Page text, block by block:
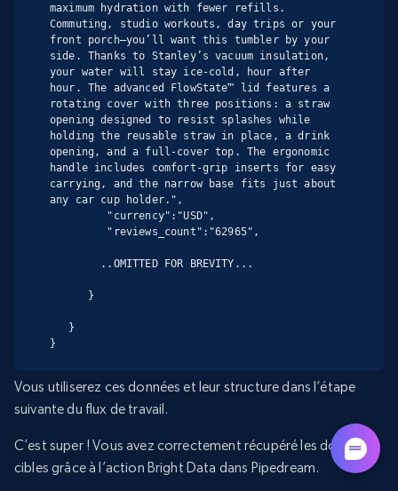
maximum hydration with fewer refills.
Commuting, studio workouts, day trips or your
front porch—you’ll want this tumbler by your
side. Thanks to Stanley’s vacuum insulation,
your water will stay ice-cold, hour after
hour. The advanced FlowState™ lid features a
rotating cover with three positions: a straw
opening designed to resist splashes while
holding the reusable straw in place, a drink
opening, and a full-cover top. The ergonomic
handle includes comfort-grip inserts for easy
carrying, and the narrow base fits just about
any car cup holder.",
}
Vous utiliserez ces données et leur structure dans l’étape
suivante du flux de travail.
C’est super ! Vous avez correctement récupéré les données
cibles grâce à l’action Bright Data dans Pipedream.